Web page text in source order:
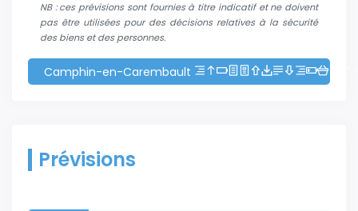
NB : ces prévisions sont fournies à titre indicatif et ne doivent
pas être utilisées pour des décisions relatives à la sécurité
des biens et des personnes.
Camphin-en-Carembault
Prévisions